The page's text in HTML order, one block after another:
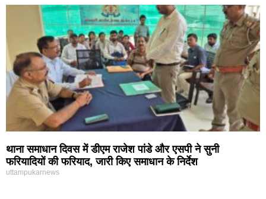
थाना समाधान दिवस में डीएम राजेश पांडे और एसपी ने सुनी
फरियादियों की फरियाद, जारी किए समाधान के निर्देश
uttampukarnews